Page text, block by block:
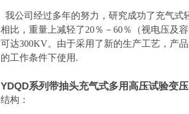
我公司经过多年的努力，研究成功了充气
相比，重量上减轻了20％－60％（视电压及
可达300KV。由于采用了新的生产工艺，产
的工作条件下使用.
YDQD系列带抽头充气式多用高压试验变
结构：